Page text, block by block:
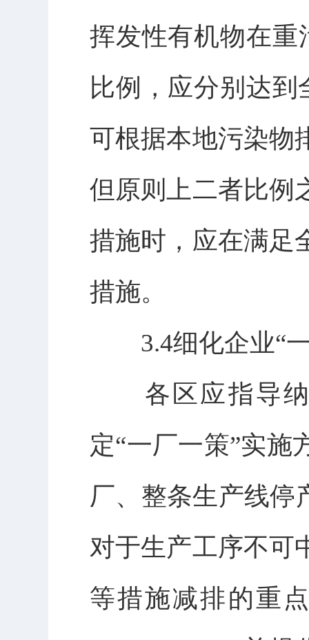
挥发性有机物在重
比例，应分别达到
可根据本地污染物
但原则上二者比例
措施时，应在满足
措施。
3.4细化企业“一
各区应指导纳
定“一厂一策”实施
厂、整条生产线停
对于生产工序不可
等措施减排的重